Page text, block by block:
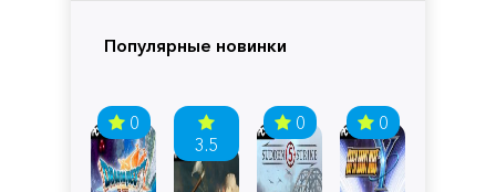
Популярные новинки
0
3.5
0 0